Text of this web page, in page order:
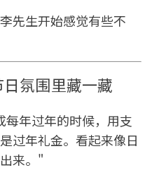
先生开始感觉有些不
氛围里藏一藏
年过年的时候，用支
过年礼金。看起来像日
来。"